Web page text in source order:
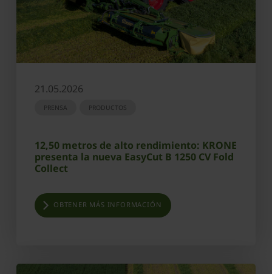
21.05.2026
PRENSA PRODUCTOS
12,50 metros de alto rendimiento: KRONE
presenta la nueva EasyCut B 1250 CV Fold
Collect
OBTENER MÁS INFORMACIÓN